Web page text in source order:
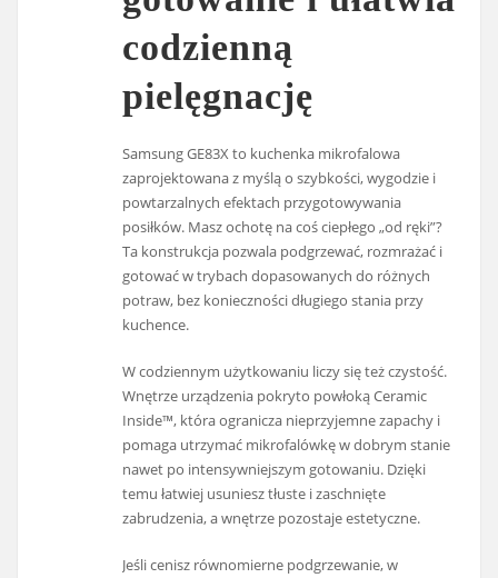
codzienną
pielęgnację
Samsung GE83X to kuchenka mikrofalowa
zaprojektowana z myślą o szybkości, wygodzie i
powtarzalnych efektach przygotowywania
posiłków. Masz ochotę na coś ciepłego „od ręki”?
Ta konstrukcja pozwala podgrzewać, rozmrażać i
gotować w trybach dopasowanych do różnych
potraw, bez konieczności długiego stania przy
kuchence.
W codziennym użytkowaniu liczy się też czystość.
Wnętrze urządzenia pokryto powłoką Ceramic
Inside™, która ogranicza nieprzyjemne zapachy i
pomaga utrzymać mikrofalówkę w dobrym stanie
nawet po intensywniejszym gotowaniu. Dzięki
temu łatwiej usuniesz tłuste i zaschnięte
zabrudzenia, a wnętrze pozostaje estetyczne.
Jeśli cenisz równomierne podgrzewanie, w